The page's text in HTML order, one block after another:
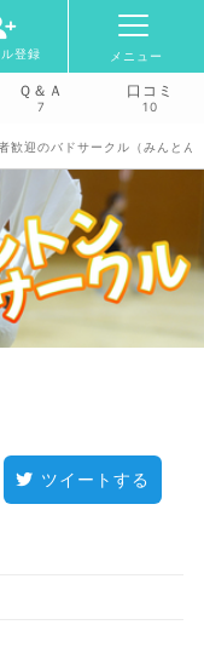
登録 メニュー
Ｑ＆Ａ
7
口コミ
10
歓迎のバドサークル（みんとん
ツイートする